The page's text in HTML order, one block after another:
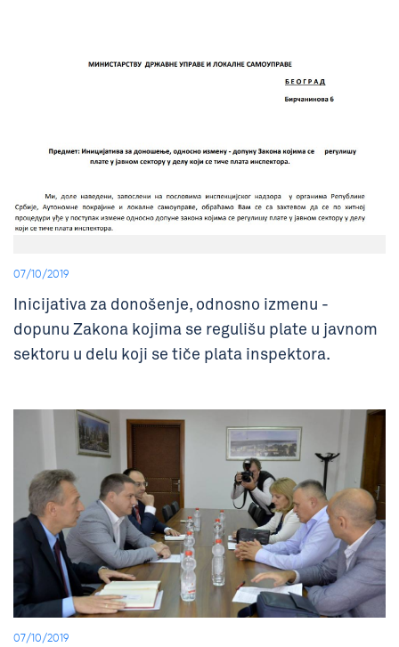
07/10/2019
Inicijativa za donošenje, odnosno izmenu -
dopunu Zakona kojima se regulišu plate u javnom
sektoru u delu koji se tiče plata inspektora.
07/10/2019